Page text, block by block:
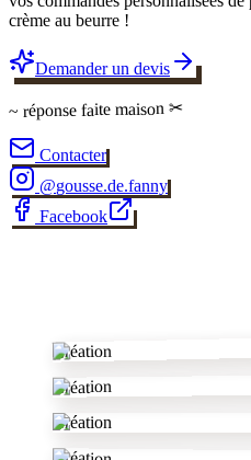
crème au beurre !
Demander un devis
~ réponsefaite maison ✂
Contacter
@gousse.de.fanny
Facebook
Création
Création
Création